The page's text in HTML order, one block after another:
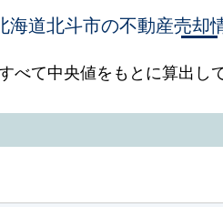
海道北斗市の不動産売却
て中央値をもとに算出し